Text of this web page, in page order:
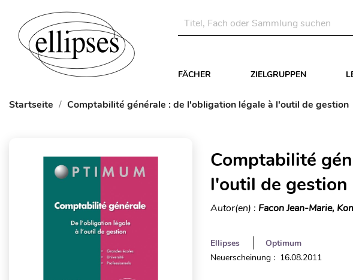
FÄCHER ZIELGRUPPEN
Startseite Comptabilité générale : de l'obligation légale à l'outil de gestion
Comptabilité
l'outil de gestion
Autor(en) : Facon Jean-Marie,
Ellipses
Optimum
Neuerscheinung : 16.08.2011